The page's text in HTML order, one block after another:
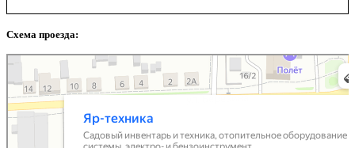
Схема проезда:
Jar-technika
Gardening Equipment in Krasnoyarsk
Heating Equipment and Systems in Krasnoyarsk